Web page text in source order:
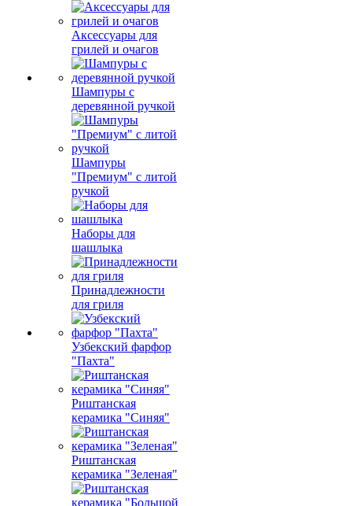
Аксессуары для
грилей и очагов
Шампуры с
деревянной ручкой
Шампуры
"Премиум" с литой
ручкой
Наборы для
шашлыка
Принадлежности
для гриля
Узбекский фарфор
"Пахта"
Риштанская
керамика "Синяя"
Риштанская
керамика "Зеленая"